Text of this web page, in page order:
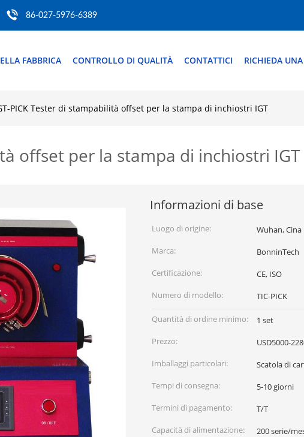
86-027-5976-6389
FABBRICA CONTROLLO DI QUALITÀ CONTATTICI RICHIEDA
PICK Tester di stampabilità offset per la stampa di inchiostri IGT
offset per la stampa di inchiostri IGT
Informazioni di base
Luogo di origine:
Wuhan, Cina
Marca:
BonninTech
Certificazione:
CE, ISO
Numero di modello:
TIC-PICK
Quantità di ordine minimo:
1 set
Prezzo:
USD5000-
Imballaggi particolari:
Scatola di
Tempi di consegna:
5-10 giorni
Termini di pagamento:
T/T
Capacità di alimentazione:
200 serie/